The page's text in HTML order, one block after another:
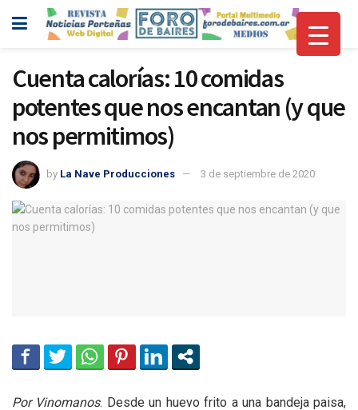
Cuenta calorías: 10 comidas
potentes que nos encantan (y que
nos permitimos)
by La Nave Producciones 3 de septiembre de 2020
Por Vinomanos. Desde un huevo frito a una bandeja paisa,